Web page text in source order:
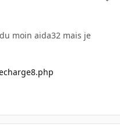
moin aida32 mais je